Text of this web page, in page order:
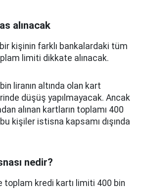
alınacak
kişinin farklı bankalardaki tüm
limiti dikkate alınacak.
liranın altında olan kart
düşüş yapılmayacak. Ancak
alınan kartların toplamı 400
kişiler istisna kapsamı dışında
nedir?
toplam kredi kartı limiti 400 bin